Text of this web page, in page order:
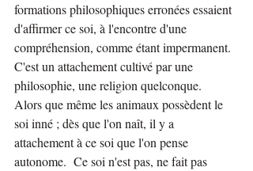
formations philosophiques erronées essaient
d'affirmer ce soi, à l'encontre d'une
compréhension, comme étant impermanent.
C'est un attachement cultivé par une
philosophie, une religion quelconque.
Alors que même les animaux possèdent le
soi inné ; dès que l'on naît, il y a
attachement à ce soi que l'on pense
autonome.  Ce soi n'est pas, ne fait pas